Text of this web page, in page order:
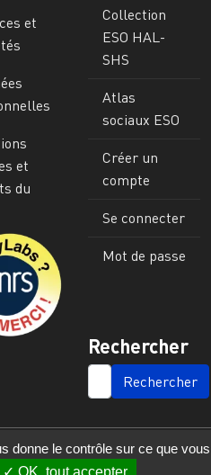
et
et
du
Collection
ESO HAL-
SHS
Atlas
sociaux ESO
Créer un
compte
Se connecter
Mot de passe
Rechercher
SEARCH
donne le contrôle sur ce que vous
OK, tout accepter